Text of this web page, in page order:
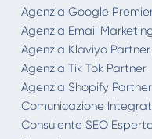
Agenzia Google
Agenzia Email
Agenzia Klaviyo
Agenzia Tik Tok Partner
Agenzia Shopify Partner
Comunicazione
Consulente SEO